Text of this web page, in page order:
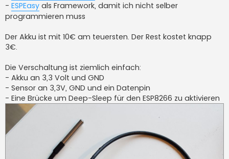
- ESPEasy als Framework, damit ich nicht selber
programmieren muss
Der Akku ist mit 10€ am teuersten. Der Rest kostet knapp
3€.
Die Verschaltung ist ziemlich einfach:
- Akku an 3,3 Volt und GND
- Sensor an 3,3V, GND und ein Datenpin
- Eine Brücke um Deep-Sleep für den ESP8266 zu aktivieren